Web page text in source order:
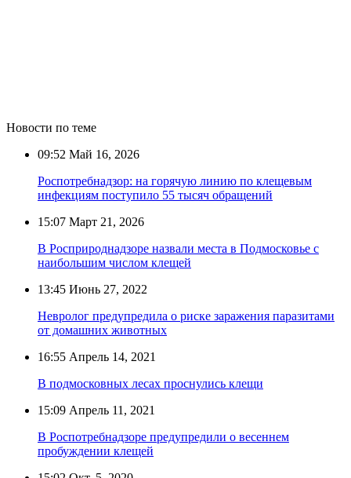
Новости по теме
09:52 Май 16, 2026
Роспотребнадзор: на горячую линию по клещевым
инфекциям поступило 55 тысяч обращений
15:07 Март 21, 2026
В Росприроднадзоре назвали места в Подмосковье с
наибольшим числом клещей
13:45 Июнь 27, 2022
Невролог предупредила о риске заражения паразитами
от домашних животных
16:55 Апрель 14, 2021
В подмосковных лесах проснулись клещи
15:09 Апрель 11, 2021
В Роспотребнадзоре предупредили о весеннем
пробуждении клещей